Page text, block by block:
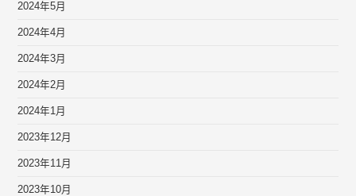
2024年5月
2024年4月
2024年3月
2024年2月
2024年1月
2023年12月
2023年11月
2023年10月